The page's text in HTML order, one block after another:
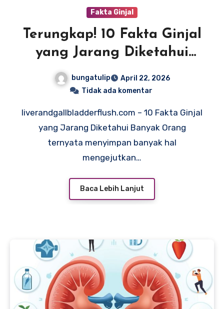
Fakta Ginjal
Terungkap! 10 Fakta Ginjal
yang Jarang Diketahui
Banyak Orang
bungatulip
April 22, 2026
Tidak ada komentar
liverandgallbladderflush.com – 10 Fakta Ginjal
yang Jarang Diketahui Banyak Orang
ternyata menyimpan banyak hal
mengejutkan…
Baca Lebih Lanjut